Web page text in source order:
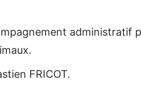
administratif
FRICOT.